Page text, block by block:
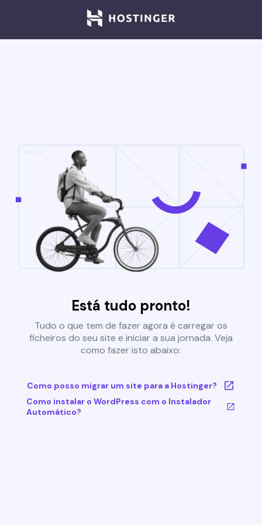
Está tudo pronto!
Tudo o que tem de fazer agora é carregar os
ficheiros do seu site e iniciar a sua jornada. Veja
como fazer isto abaixo:
Como posso migrar um site para a Hostinger?
Como instalar o WordPress com o Instalador
Automático?